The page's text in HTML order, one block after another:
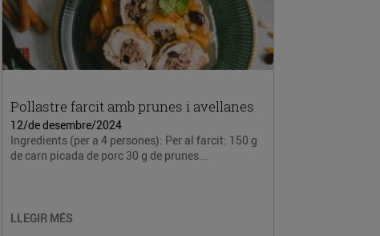
Pollastre farcit amb prunes i avellanes
12/de desembre/2024
Ingredients (per a 4 persones): Per al farcit: 150 g
de carn picada de porc 30 g de prunes...
LLEGIR MÉS